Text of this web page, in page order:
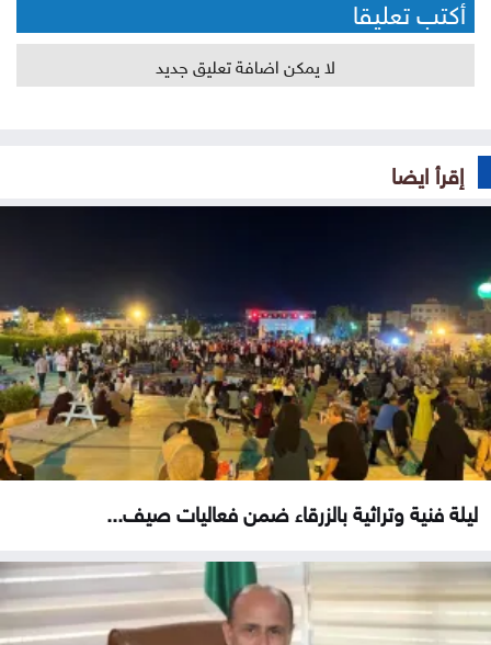
أكتب تعليقا
لا يمكن اضافة تعليق جديد
إقرأ ايضا
ليلة فنية وتراثية بالزرقاء ضمن فعاليات صيف...